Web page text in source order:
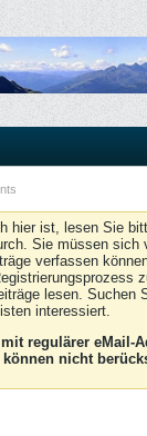
hier ist, lesen Sie
Sie müssen sich
verfassen
lesen. Suchen
interessiert.
regulärer eMail-
nicht